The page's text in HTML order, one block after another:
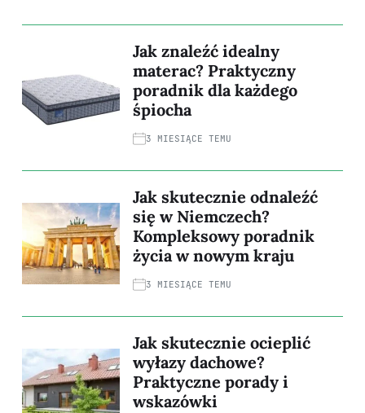
Jak znaleźć idealny
materac? Praktyczny
poradnik dla każdego
śpiocha
3 MIESIĄCE TEMU
Jak skutecznie odnaleźć
się w Niemczech?
Kompleksowy poradnik
życia w nowym kraju
3 MIESIĄCE TEMU
Jak skutecznie ocieplić
wyłazy dachowe?
Praktyczne porady i
wskazówki